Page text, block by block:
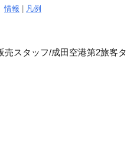
情報 凡例
スタッフ/成田空港第2旅客